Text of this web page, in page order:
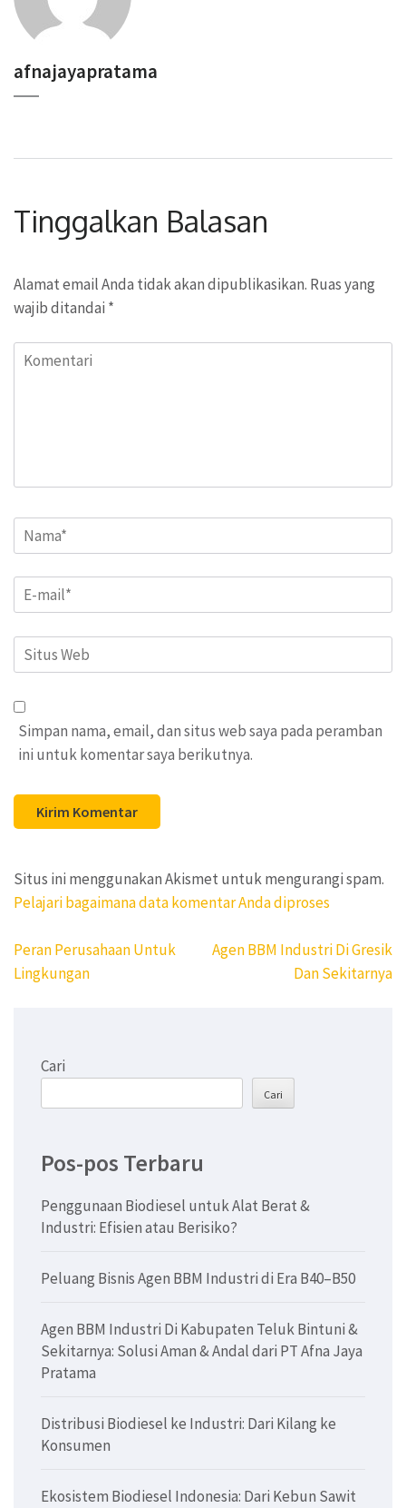
afnajayapratama
Tinggalkan Balasan
Alamat email Anda tidak akan dipublikasikan. Ruas yang
wajib ditandai *
Komentari
Name*
Email*
Situs
Web
Simpan nama, email, dan situs web saya pada peramban
ini untuk komentar saya berikutnya.
Situs ini menggunakan Akismet untuk mengurangi spam.
Pelajari bagaimana data komentar Anda diproses
Navigasi
pos
Peran Perusahaan Untuk
Lingkungan
Agen BBM Industri Di Gresik
Dan Sekitarnya
Cari
Cari
Pos-pos Terbaru
Penggunaan Biodiesel untuk Alat Berat &
Industri: Efisien atau Berisiko?
Peluang Bisnis Agen BBM Industri di Era B40–B50
Agen BBM Industri Di Kabupaten Teluk Bintuni &
Sekitarnya: Solusi Aman & Andal dari PT Afna Jaya
Pratama
Distribusi Biodiesel ke Industri: Dari Kilang ke
Konsumen
Ekosistem Biodiesel Indonesia: Dari Kebun Sawit